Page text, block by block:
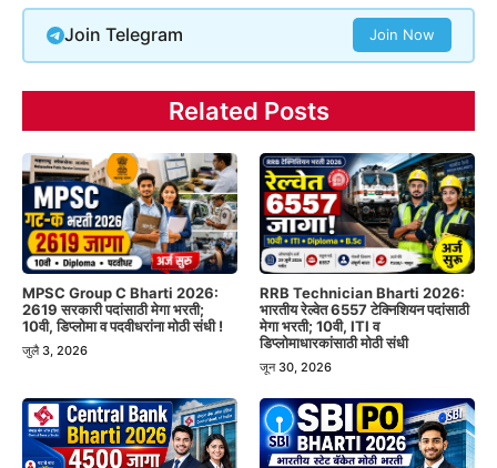
Join Telegram Join Now
Related Posts
MPSC Group C Bharti 2026:
2619 सरकारी पदांसाठी मेगा भरती;
10वी, डिप्लोमा व पदवीधरांना मोठी संधी !
जुलै 3, 2026
RRB Technician Bharti 2026:
भारतीय रेल्वेत 6557 टेक्निशियन पदांसाठी
मेगा भरती; 10वी, ITI व
डिप्लोमाधारकांसाठी मोठी संधी
जून 30, 2026